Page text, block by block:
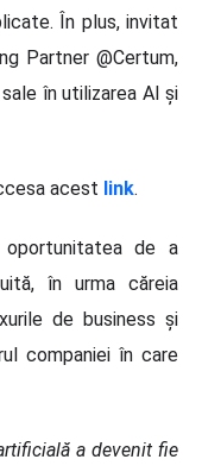
În plus, invitat
Partner @Certum,
în utilizarea AI și
acest link.
de a
în urma căreia
de business și
companiei în care
a devenit fie